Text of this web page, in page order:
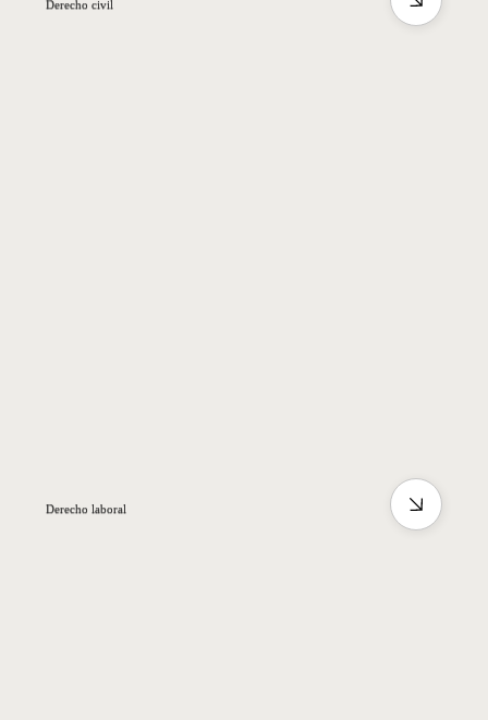
Derecho civil
Derecho laboral